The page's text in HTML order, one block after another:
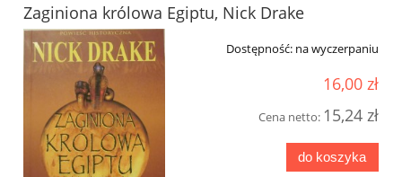
Zaginiona królowa Egiptu, Nick Drake
Dostępność: na wyczerpaniu
16,00 zł
Cena netto: 15,24 zł
do koszyka